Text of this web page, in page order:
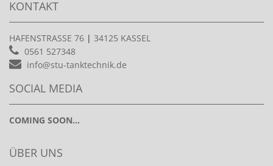
KONTAKT
HAFENSTRASSE 76 | 34125 KASSEL
0561 527348
info@stu-tanktechnik.de
SOCIAL MEDIA
COMING SOON...
ÜBER UNS